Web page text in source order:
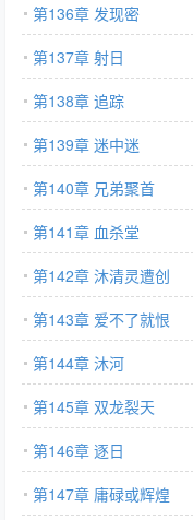
第136章 发现密
第137章 射日
第138章 追踪
第139章 迷中迷
第140章 兄弟聚首
第141章 血杀堂
第142章 沐清灵遭创
第143章 爱不了就恨
第144章 沐河
第145章 双龙裂天
第146章 逐日
第147章 庸碌或辉煌